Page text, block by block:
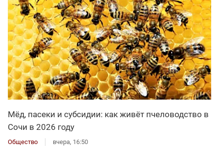
Мёд, пасеки и субсидии: как живёт пчеловодство в
Сочи в 2026 году
Общество вчера, 16:50